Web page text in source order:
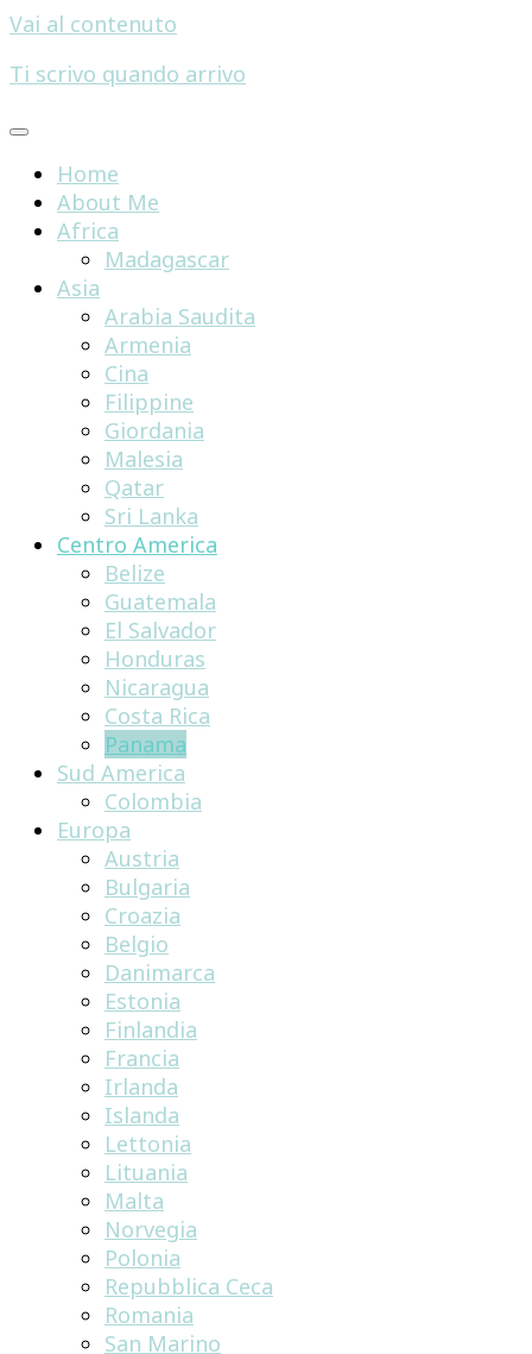
Vai al contenuto
Ti scrivo quando arrivo
Home
About Me
Africa
Madagascar
Asia
Arabia Saudita
Armenia
Cina
Filippine
Giordania
Malesia
Qatar
Sri Lanka
Centro America
Belize
Guatemala
El Salvador
Honduras
Nicaragua
Costa Rica
Panama
Sud America
Colombia
Europa
Austria
Bulgaria
Croazia
Belgio
Danimarca
Estonia
Finlandia
Francia
Irlanda
Islanda
Lettonia
Lituania
Malta
Norvegia
Polonia
Repubblica Ceca
Romania
San Marino